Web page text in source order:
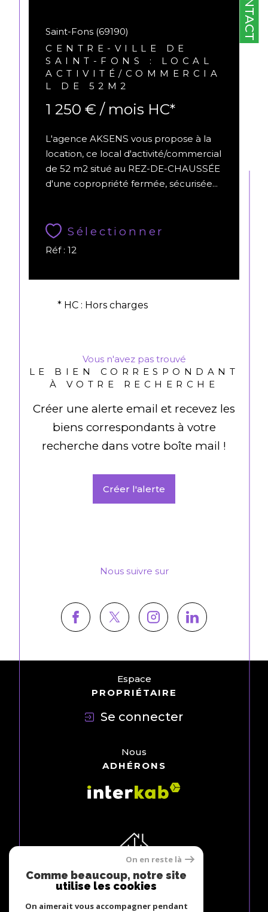
Saint-Fons (69190)
CENTRE-VILLE DE
SAINT-FONS : LOCAL
ACTIVITÉ/COMMERCIA
L DE 52M2
1 250 € / mois HC*
L'agence AKSENS vous propose à la
location, ce local d'activité/commercial
de 52 m2 situé au REZ-DE-CHAUSSÉE
d'une copropriété fermée, sécurisée...
Sélectionner
Réf : 12
* HC : Hors charges
Vous n'avez pas trouvé
LE BIEN CORRESPONDANT
À VOTRE RECHERCHE
Créer une alerte email et recevez les
biens correspondants à votre
recherche dans votre boîte mail !
Créer l'alerte
Nous suivre sur
Espace
PROPRIÉTAIRE
Se connecter
Nous
ADHÉRONS
On en reste là
Comme beaucoup, notre site
utilise les cookies
On aimerait vous accompagner pendant